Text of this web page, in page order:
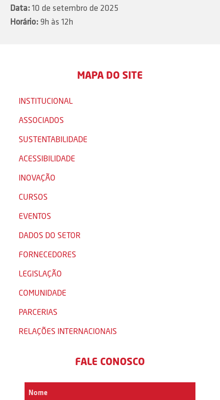
Data: 10 de setembro de 2025
Horário: 9h às 12h
MAPA DO SITE
INSTITUCIONAL
ASSOCIADOS
SUSTENTABILIDADE
ACESSIBILIDADE
INOVAÇÃO
CURSOS
EVENTOS
DADOS DO SETOR
FORNECEDORES
LEGISLAÇÃO
COMUNIDADE
PARCERIAS
RELAÇÕES INTERNACIONAIS
FALE CONOSCO